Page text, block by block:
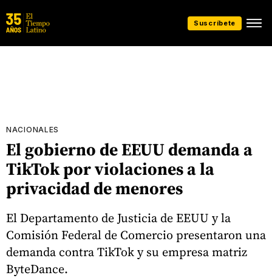
Suscríbete
NACIONALES
El gobierno de EEUU demanda a
TikTok por violaciones a la
privacidad de menores
El Departamento de Justicia de EEUU y la
Comisión Federal de Comercio presentaron una
demanda contra TikTok y su empresa matriz
ByteDance.